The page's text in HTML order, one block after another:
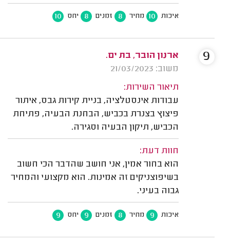
איכות 10 מחיר 8 זמנים 8 יחס 10
ארנון הובר, בת ים.
משוב: 21/03/2023
תיאור השירות:
עבודות אינסטלציה, בניית קירות גבס, איתור
פיצוץ בצנרת בכביש, הבחנת הבעיה, פתיחת
הכביש, תיקון הבעיה וסגירה.
חוות דעת:
הוא בחור אמין, אני חושב שהדבר הכי חשוב
בשיפוצניקים זה אמינות. הוא מקצועי והמחיר
גבוה בעיני.
איכות 9 מחיר 8 זמנים 9 יחס 9
9